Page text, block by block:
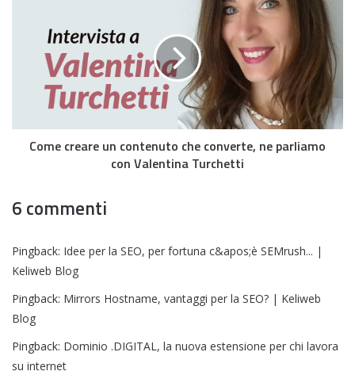
Come creare un contenuto che converte, ne parliamo
con Valentina Turchetti
6 commenti
Pingback: Idee per la SEO, per fortuna c&apos;è SEMrush... |
Keliweb Blog
Pingback: Mirrors Hostname, vantaggi per la SEO? | Keliweb
Blog
Pingback: Dominio .DIGITAL, la nuova estensione per chi lavora
su internet